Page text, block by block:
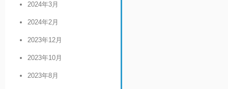
2024年3月
2024年2月
2023年12月
2023年10月
2023年8月